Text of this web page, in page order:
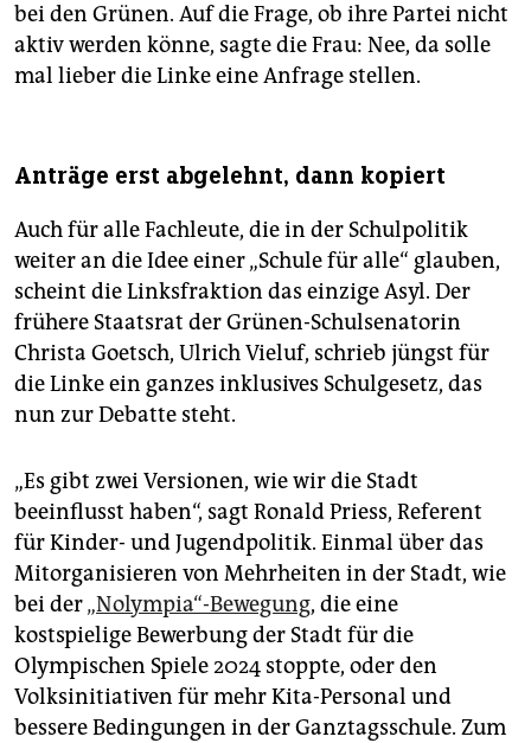
bei den Grünen. Auf die Frage, ob ihre Partei nicht
aktiv werden könne, sagte die Frau: Nee, da solle
mal lieber die Linke eine Anfrage stellen.
Anträge erst abgelehnt, dann kopiert
Auch für alle Fachleute, die in der Schulpolitik
weiter an die Idee einer „Schule für alle“ glauben,
scheint die Linksfraktion das einzige Asyl. Der
frühere Staatsrat der Grünen-Schulsenatorin
Christa Goetsch, Ulrich Vieluf, schrieb jüngst für
die Linke ein ganzes inklusives Schulgesetz, das
nun zur Debatte steht.
„Es gibt zwei Versionen, wie wir die Stadt
beeinflusst haben“, sagt Ronald Priess, Referent
für Kinder- und Jugendpolitik. Einmal über das
Mitorganisieren von Mehrheiten in der Stadt, wie
bei der„Nolympia“-Bewegung, die eine
kostspielige Bewerbung der Stadt für die
Olympischen Spiele 2024 stoppte, oder den
Volksinitiativen für mehr Kita-Personal und
bessere Bedingungen in der Ganztagsschule. Zum